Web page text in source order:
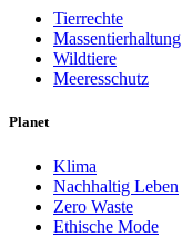
Tierrechte
Massentierhaltung
Wildtiere
Meeresschutz
Planet
Klima
Nachhaltig Leben
Zero Waste
Ethische Mode